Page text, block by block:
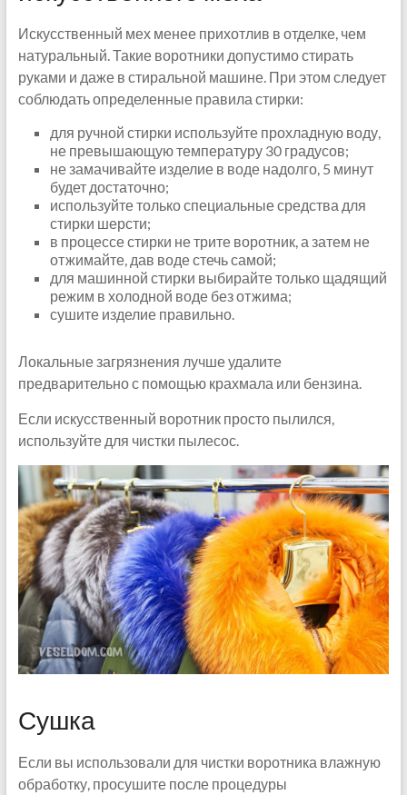
Искусственный мех менее прихотлив в отделке, чем
натуральный. Такие воротники допустимо стирать
руками и даже в стиральной машине. При этом следует
соблюдать определенные правила стирки:
для ручной стирки используйте прохладную воду,
не превышающую температуру 30 градусов;
не замачивайте изделие в воде надолго, 5 минут
будет достаточно;
используйте только специальные средства для
стирки шерсти;
в процессе стирки не трите воротник, а затем не
отжимайте, дав воде стечь самой;
для машинной стирки выбирайте только щадящий
режим в холодной воде без отжима;
сушите изделие правильно.
Локальные загрязнения лучше удалите
предварительно с помощью крахмала или бензина.
Если искусственный воротник просто пылился,
используйте для чистки пылесос.
Сушка
Если вы использовали для чистки воротника влажную
обработку, просушите после процедуры